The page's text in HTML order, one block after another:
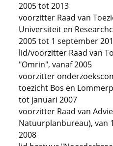
2005 tot 2013
voorzitter Raad van
Universiteit en
2005 tot 1 september
lid/voorzitter Raad van
"Omrin", vanaf 2005
voorzitter
toezicht Bos en
tot januari 2007
voorzitter Raad van
Natuurplanbureau), van
2008